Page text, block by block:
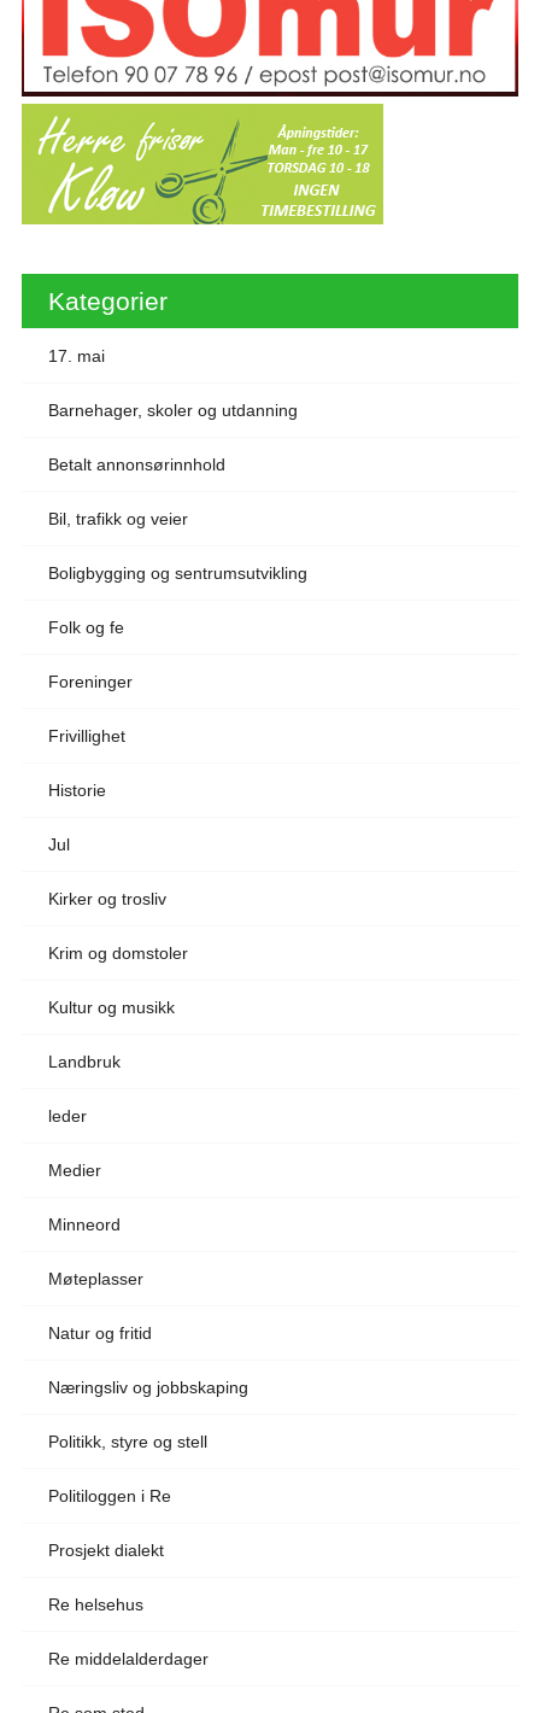
Kategorier
17. mai
Barnehager, skoler og utdanning
Betalt annonsørinnhold
Bil, trafikk og veier
Boligbygging og sentrumsutvikling
Folk og fe
Foreninger
Frivillighet
Historie
Jul
Kirker og trosliv
Krim og domstoler
Kultur og musikk
Landbruk
leder
Medier
Minneord
Møteplasser
Natur og fritid
Næringsliv og jobbskaping
Politikk, styre og stell
Politiloggen i Re
Prosjekt dialekt
Re helsehus
Re middelalderdager